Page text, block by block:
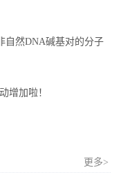
自然DNA碱基对的分子
增加啦！
更多>